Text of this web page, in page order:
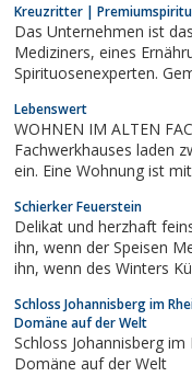
Kreuzritter |
Das Unternehmen ist
Mediziners, eines Ernährungswissenschaftlers und eines
Spirituosenexperten.
für anspruchsvolle
Lücke im Handel und in
Lebenswert
WOHNEN IM ALTEN
Fachwerkhauses laden
ein. Eine Wohnung ist mit
Ausziehbett. Zwei
gemietet werden -
Schierker Feuerstein
Delikat und herzhaft
ihn, wenn der Speisen Mengendeinen Magen sehr beengen,trink
ihn, wenn des Winters Kühlebei dir erzeuget Frostgefühle,trink
Schloss Johannisberg im
Domäne auf der Welt
Schloss Johannisberg
Domäne auf der Welt